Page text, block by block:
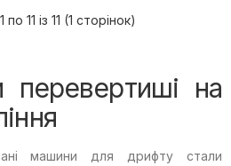
11 із 11 (1 сторінок)
на
машини для дрифту стали